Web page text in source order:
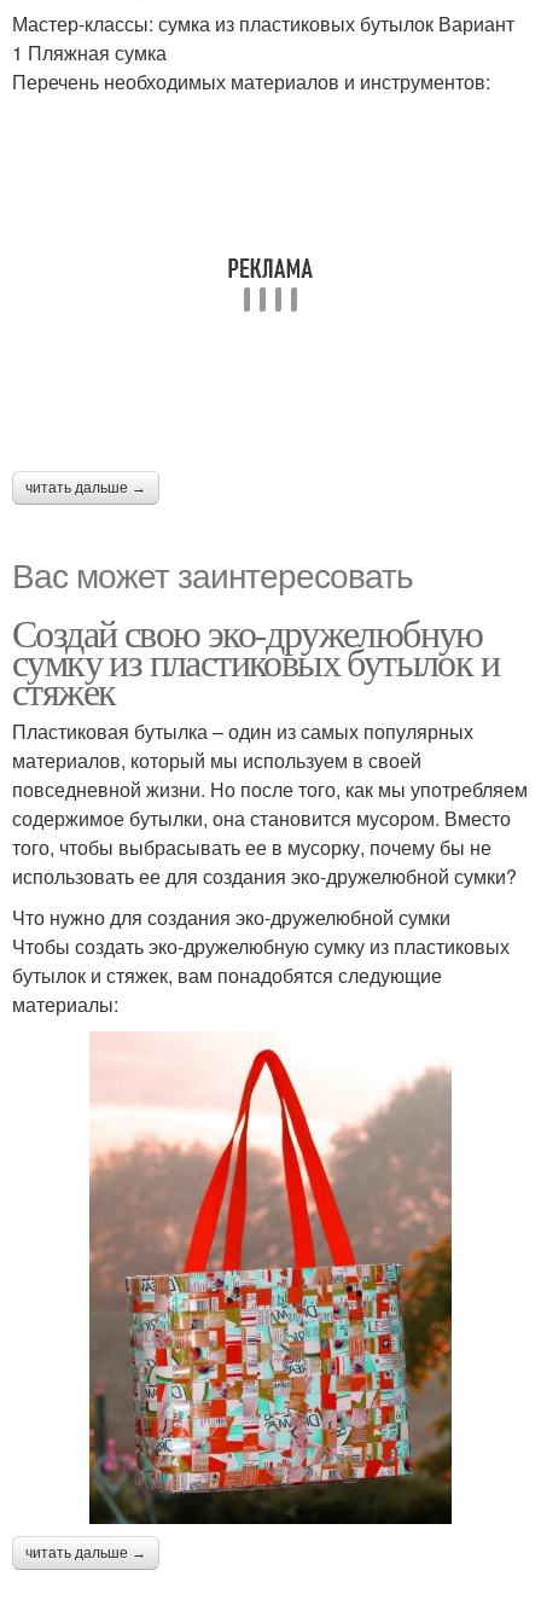
Мастер-классы: сумка из пластиковых бутылок Вариант
1 Пляжная сумка
Перечень необходимых материалов и инструментов:
читать дальше →
Вас может заинтересовать
Создай свою эко-дружелюбную
сумку из пластиковых бутылок и
стяжек
Пластиковая бутылка – один из самых популярных
материалов, который мы используем в своей
повседневной жизни. Но после того, как мы употребляем
содержимое бутылки, она становится мусором. Вместо
того, чтобы выбрасывать ее в мусорку, почему бы не
использовать ее для создания эко-дружелюбной сумки?
Что нужно для создания эко-дружелюбной сумки
Чтобы создать эко-дружелюбную сумку из пластиковых
бутылок и стяжек, вам понадобятся следующие
материалы:
читать дальше →